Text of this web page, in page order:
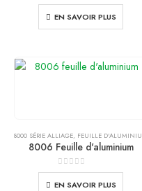
0de 5
EN SAVOIR PLUS
8000 SÉRIE ALLIAGE, FEUILLE D'ALUMINIUM
8006 Feuille d'aluminium
0de 5
EN SAVOIR PLUS